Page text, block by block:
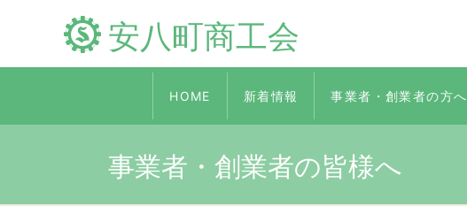
安八町商工会
HOME 新着情報 事業者・創業者の方へ
事業者・創業者の皆様へ